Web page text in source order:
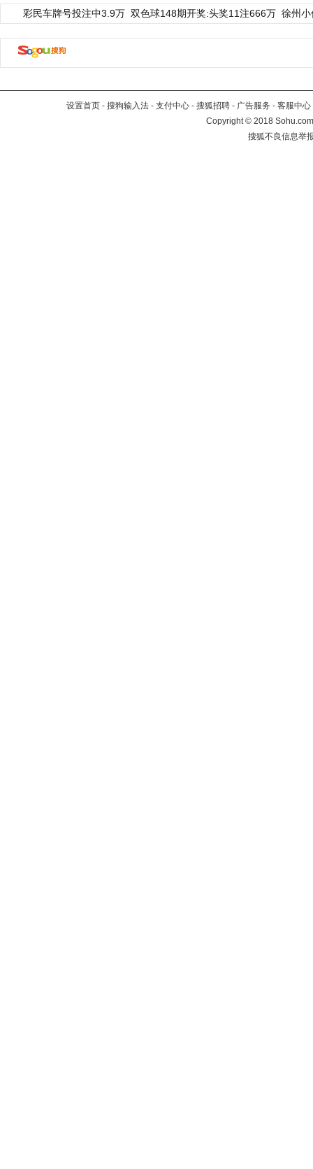
彩民车牌号投注中3.9万 双色球148期开奖:头奖11注666万 徐州
设置首页 - 搜狗输入法 - 支付中心 - 搜狐招聘 - 广告服务 - 客服中心
Copyright©2018
搜狐不良信息举